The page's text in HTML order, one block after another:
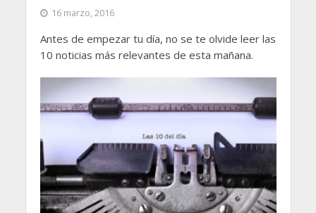
16 marzo, 2016
Antes de empezar tu día, no se te olvide leer las
10 noticias más relevantes de esta mañana.